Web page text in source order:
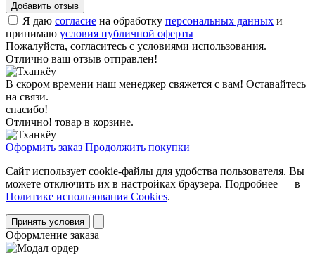
Я даю согласие на обработку персональных данных и
принимаю условия публичной оферты
Пожалуйста, согласитесь с условиями использования.
Отлично ваш отзыв отправлен!
В скором времени наш менеджер свяжется с вам! Оставайтесь
на связи.
спасибо!
Отлично! товар в корзине.
Оформить заказ Продолжить покупки
Сайт использует cookie-файлы для удобства пользователя. Вы
можете отключить их в настройках браузера. Подробнее — в
Политике использования Cookies.
Принять условия
Оформление заказа